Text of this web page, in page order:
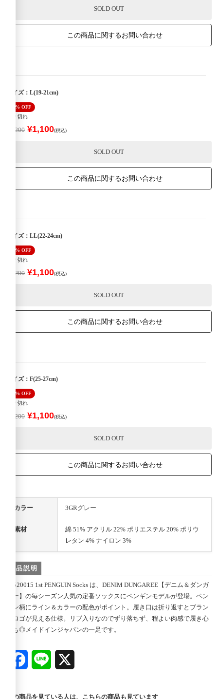
SOLD OUT
この商品に関するお問い合わせ
サイズ：L(19-21cm)
50% OFF
売り切れ
¥2,200 ¥1,100(税込)
SOLD OUT
この商品に関するお問い合わせ
サイズ：LL(22-24cm)
50% OFF
売り切れ
¥2,200 ¥1,100(税込)
SOLD OUT
この商品に関するお問い合わせ
サイズ：F(25-27cm)
50% OFF
売り切れ
¥2,200 ¥1,100(税込)
SOLD OUT
この商品に関するお問い合わせ
カラー 3GRグレー
素材
綿 51% アクリル 22% ポリエステル 20% ポリウ
レタン 4% ナイロン 3%
商品説明
22520015 1st PENGUIN Socks は、DENIM DUNGAREE【デニム＆ダンガ
リー】の毎シーズン人気の定番ソックスにペンギンモデルが登場。ペン
ギン柄にライン＆カラーの配色がポイント。履き口は折り返すとブラン
ドロゴが見える仕様。リブ入りなのでずり落ちず、程よい肉感で履き心
地も◎メイドインジャパンの一足です。
FacebookLine
この商品を見ている人は、こちらの商品も見ています